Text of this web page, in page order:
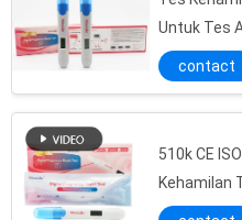
Untuk Tes
contact
510k CE
Kehamilan